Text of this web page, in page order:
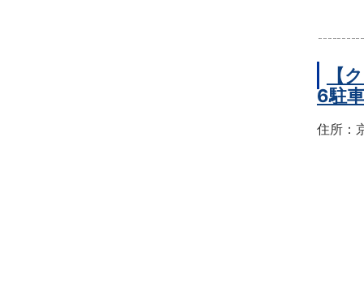
【
6駐
住所：